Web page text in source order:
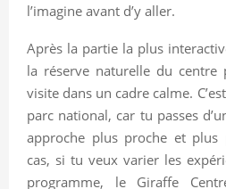
l’imagine avant d’y aller.
Après la partie la plus
la réserve naturelle du centre
visite dans un cadre calme.
parc national, car tu passes
approche plus proche et plus
cas, si tu veux varier les
programme, le Giraffe